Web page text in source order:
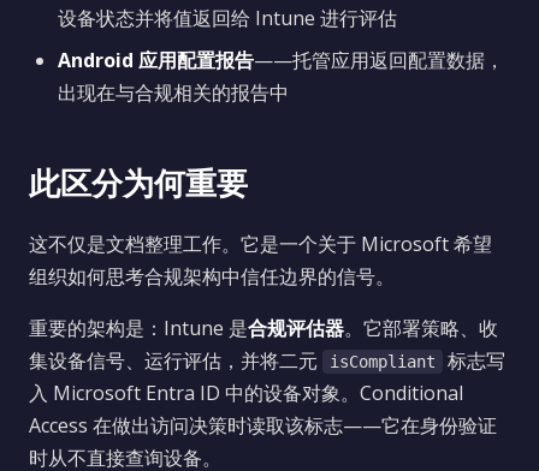
设备状态并将值返回给 Intune 进行评估
Android 应用配置报告——托管应用返回配置数据，
出现在与合规相关的报告中
此区分为何重要
这不仅是文档整理工作。它是一个关于 Microsoft 希望
组织如何思考合规架构中信任边界的信号。
重要的架构是：Intune 是合规评估器。它部署策略、收
集设备信号、运行评估，并将二元
isCompliant
标志写
入 Microsoft Entra ID 中的设备对象。Conditional
Access 在做出访问决策时读取该标志——它在身份验证
时从不直接查询设备。